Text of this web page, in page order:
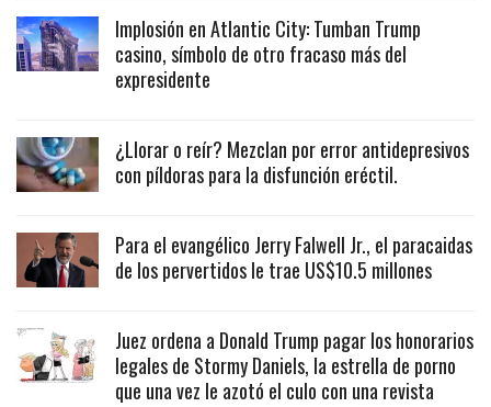
Implosión en Atlantic City: Tumban Trump
casino, símbolo de otro fracaso más del
expresidente
¿Llorar o reír? Mezclan por error antidepresivos
con píldoras para la disfunción eréctil.
Para el evangélico Jerry Falwell Jr., el paracaidas
de los pervertidos le trae US$10.5 millones
Juez ordena a Donald Trump pagar los honorarios
legales de Stormy Daniels, la estrella de porno
que una vez le azotó el culo con una revista